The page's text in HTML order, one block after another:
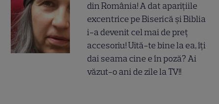
din România! A dat aparițiile
excentrice pe Biserică și Biblia
i-a devenit cel mai de preț
accesoriu! Uită-te bine la ea, îți
dai seama cine e în poză? Ai
văzut-o ani de zile la TV!!